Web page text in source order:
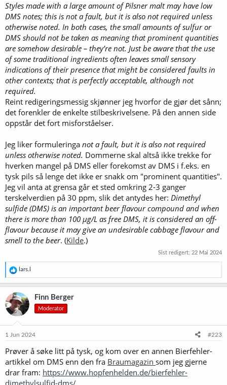
Styles made with a large amount of Pilsner malt may have low
DMS notes; this is not a fault, but it is also not required unless
otherwise noted. In both cases, the small amounts of sulfur or
DMS should not be taken as meaning that prominent quantities
are somehow desirable – they’re not. Just be aware that the use
of some traditional ingredients often leaves small sensory
indications of their presence that might be considered faults in
other contexts; that is perfectly acceptable, although not
required.
Reint redigeringsmessig skjønner jeg hvorfor de gjør det sånn;
det forenkler de enkelte stilbeskrivelsene. På den annen side
oppstår det fort misforståelser.
Jeg liker formuleringa not a fault, but it is also not required
unless otherwise noted. Dommerne skal altså ikke trekke for
hverken mangel på DMS eller forekomst av DMS i f.eks. en
tysk pils så lenge det ikke er snakk om "prominent quantities".
Jeg vil anta at grensa går et sted omkring 2-3 ganger
terskelverdien på 30 ppm, slik det antydes her: Dimethyl
sulfide (DMS) is an important beer flavour compound and when
there is more than 100 µg/L as free DMS, it is considered an off-
flavour because it may give an undesirable cabbage flavour and
smell to the beer. (Kilde.)
Sist redigert: 22 Mai 2024
R
e
a
k
s
j
o
e
:
lars.l
Finn Berger
Moderator
1 Jun 2024 #223
Prøver å søke litt på tysk, og kom over en annen Bierfehler-
artikkel om DMS enn den fra Braumagazin som jeg gjerne
drar fram: https://www.hopfenhelden.de/bierfehler-
dimethylsulfid-dms/